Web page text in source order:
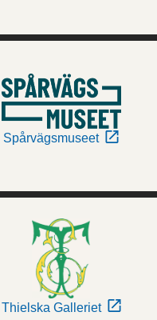
Spårvägsmuseet
Thielska Galleriet